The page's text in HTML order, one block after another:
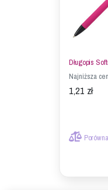
Długopis
Najniższa
1,21 zł